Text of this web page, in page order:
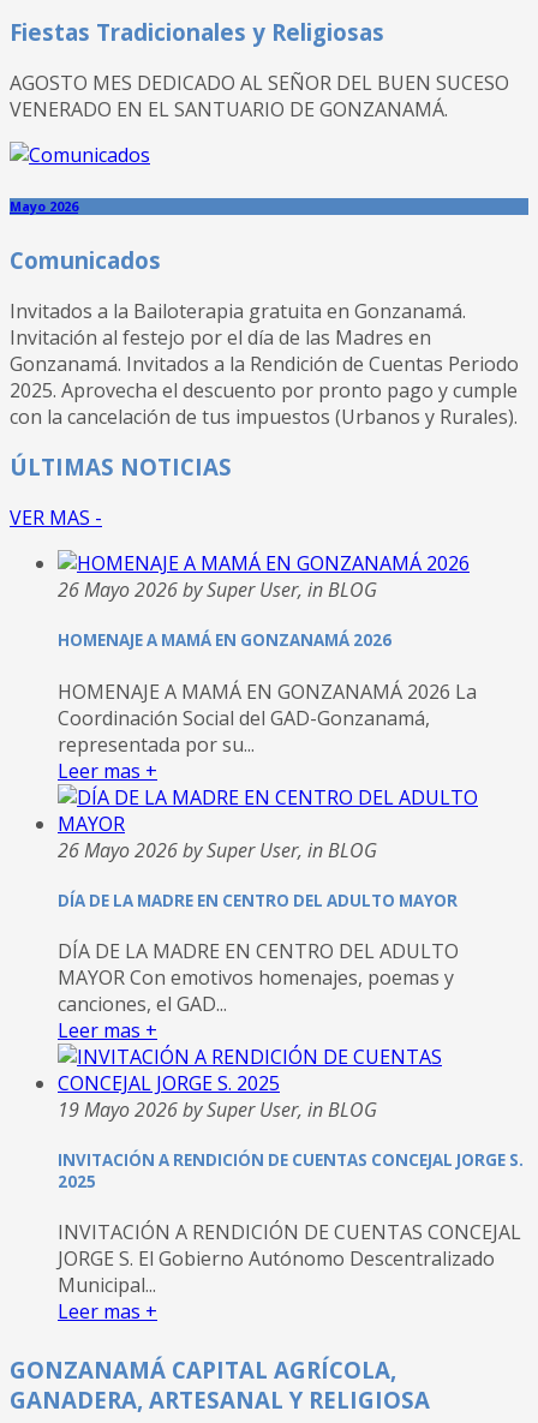
Fiestas Tradicionales y Religiosas
AGOSTO MES DEDICADO AL SEÑOR DEL BUEN SUCESO
VENERADO EN EL SANTUARIO DE GONZANAMÁ.
Mayo 2026
Comunicados
Invitados a la Bailoterapia gratuita en Gonzanamá.
Invitación al festejo por el día de las Madres en
Gonzanamá. Invitados a la Rendición de Cuentas Periodo
2025. Aprovecha el descuento por pronto pago y cumple
con la cancelación de tus impuestos (Urbanos y Rurales).
ÚLTIMAS NOTICIAS
VER MAS -
26 Mayo 2026 by Super User, in BLOG
HOMENAJE A MAMÁ EN GONZANAMÁ 2026
HOMENAJE A MAMÁ EN GONZANAMÁ 2026 La
Coordinación Social del GAD-Gonzanamá,
representada por su...
Leer mas +
26 Mayo 2026 by Super User, in BLOG
DÍA DE LA MADRE EN CENTRO DEL ADULTO MAYOR
DÍA DE LA MADRE EN CENTRO DEL ADULTO
MAYOR Con emotivos homenajes, poemas y
canciones, el GAD...
Leer mas +
19 Mayo 2026 by Super User, in BLOG
INVITACIÓN A RENDICIÓN DE CUENTAS CONCEJAL JORGE S.
2025
INVITACIÓN A RENDICIÓN DE CUENTAS CONCEJAL
JORGE S. El Gobierno Autónomo Descentralizado
Municipal...
Leer mas +
GONZANAMÁ CAPITAL AGRÍCOLA,
GANADERA, ARTESANAL Y RELIGIOSA